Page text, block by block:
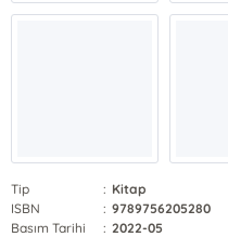
Tip : Kitap
ISBN
: 9789756205280
Basım Tarihi
: 2022-05